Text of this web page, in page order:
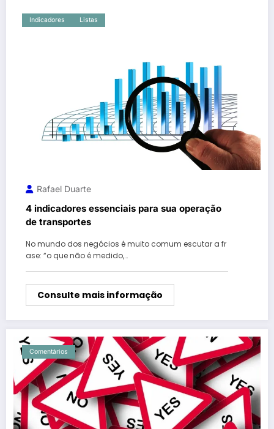
Indicadores Listas
Rafael Duarte
4 indicadores essenciais para sua operação
de transportes
No mundo dos negócios é muito comum escutar a fr
ase: “o que não é medido,…
Consulte mais informação
Comentários